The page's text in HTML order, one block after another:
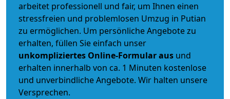
arbeitet professionell und fair, um Ihnen einen
stressfreien und problemlosen Umzug in Putian
zu ermöglichen. Um persönliche Angebote zu
erhalten, füllen Sie einfach unser
unkompliziertes Online-Formular aus und
erhalten innerhalb von ca. 1 Minuten kostenlose
und unverbindliche Angebote. Wir halten unsere
Versprechen.